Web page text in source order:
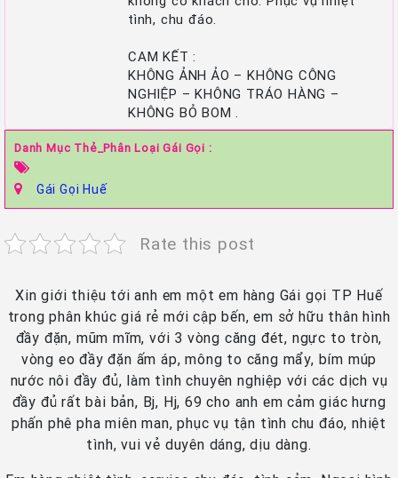
tình, chu đáo.
CAM KẾT :
KHÔNG ẢNH ẢO – KHÔNG CÔNG
NGHIỆP – KHÔNG TRÁO HÀNG –
KHÔNG BỎ BOM .
Danh Mục Thẻ_Phân Loại Gái Gọi :
Gái Gọi Huế
Rate this post
Xin giới thiệu tới anh em một em hàng Gái gọi TP Huế
trong phân khúc giá rẻ mới cập bến, em sở hữu thân hình
đầy đặn, mũm mĩm, với 3 vòng căng đét, ngực to tròn,
vòng eo đầy đặn ấm áp, mông to căng mẩy, bím múp
nước nôi đầy đủ, làm tình chuyên nghiệp với các dịch vụ
đầy đủ rất bài bản, Bj, Hj, 69 cho anh em cảm giác hưng
phấn phê pha miên man, phục vụ tận tình chu đáo, nhiệt
tình, vui vẻ duyên dáng, dịu dàng.